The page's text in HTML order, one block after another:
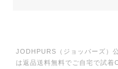
JODHPURS（ジョッパーズ）
は返品送料無料でご自宅で試着